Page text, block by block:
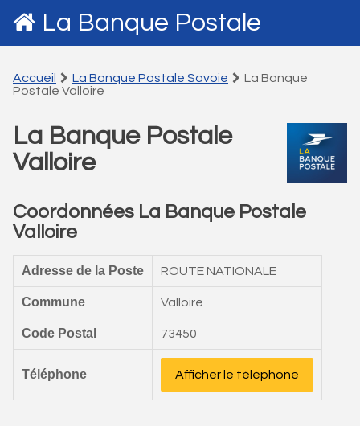
La Banque Postale
Accueil La Banque Postale Savoie
La Banque
Postale Valloire
La Banque Postale
Valloire
Coordonnées La Banque Postale
Valloire
Adresse de la Poste ROUTE NATIONALE
Commune Valloire
Code Postal 73450
Téléphone Afficher le téléphone